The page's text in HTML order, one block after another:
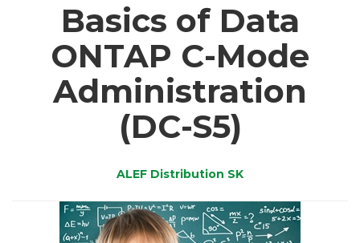
Basics of Data
ONTAP C-Mode
Administration
(DC-S5)
ALEF Distribution SK